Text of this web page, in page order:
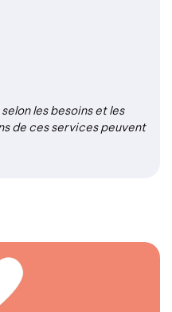
les besoins et les
de ces services peuvent